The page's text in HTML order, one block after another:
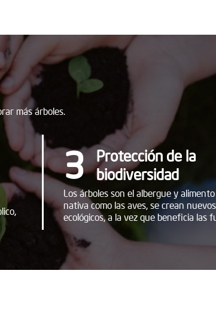
más árboles.
3
Protección de la
biodiversidad
Los árboles son el albergue y
nativa como las aves, se crean
ecológicos, a la vez que beneficia las